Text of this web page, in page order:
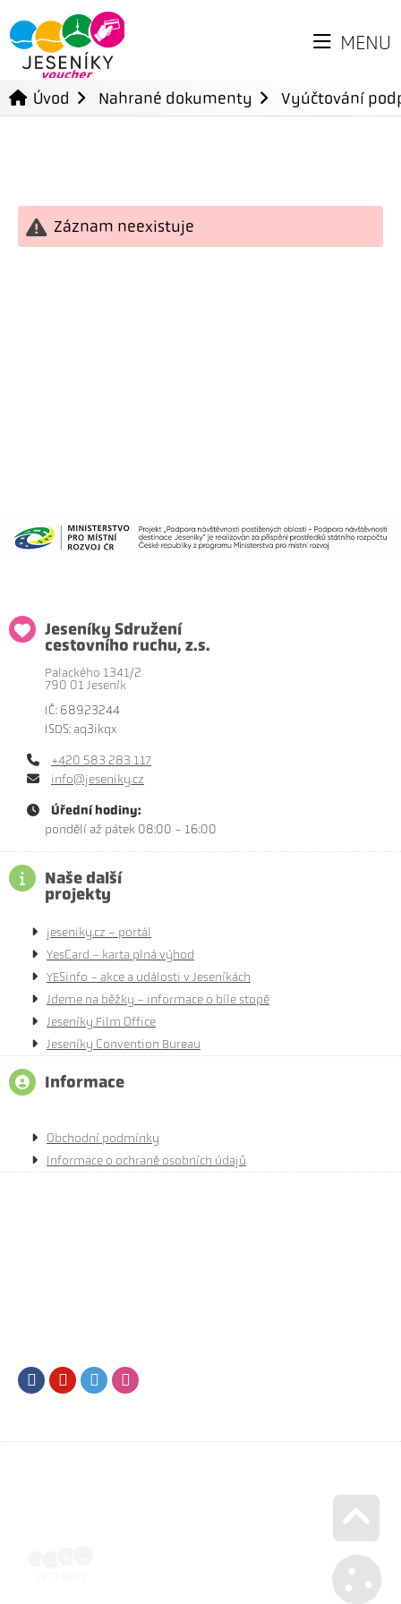
MENU
Úvod Nahrané dokumenty Vyúčtování
Záznam neexistuje
Jeseníky Sdružení
cestovního ruchu, z.s.
Palackého 1341/2
790 01 Jeseník
IČ: 68923244
ISDS: aq3ikqx
+420 583 283 117
info@jeseniky.cz
Úřední hodiny:
pondělí až pátek 08:00 - 16:00
Naše další
projekty
jeseniky.cz - portál
YesCard - karta plná výhod
YESinfo - akce a události v Jeseníkách
Jdeme na běžky - informace o bíle stopě
Jeseníky Film Office
Jeseníky Convention Bureau
Informace
Obchodní podmínky
Informace o ochraně osobních údajů
FacebookYoutubeTwitter
Go